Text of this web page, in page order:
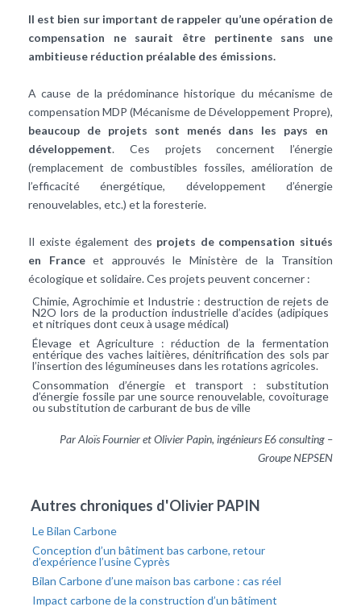
Il est bien sur important de rappeler qu’une opération de
compensation ne saurait être pertinente sans une
ambitieuse réduction préalable des émissions.
A cause de la prédominance historique du mécanisme de
compensation MDP (Mécanisme de Développement Propre),
beaucoup de projets sont menés dans les pays en
développement. Ces projets concernent l’énergie
(remplacement de combustibles fossiles, amélioration de
l’efficacité énergétique, développement d’énergie
renouvelables, etc.) et la foresterie.
Il existe également des projets de compensation situés
en Franceet approuvés le Ministère de la Transition
écologique et solidaire. Ces projets peuvent concerner :
Chimie, Agrochimie et Industrie : destruction de rejets de
N2O lors de la production industrielle d’acides (adipiques
et nitriques dont ceux à usage médical)
Élevage et Agriculture : réduction de la fermentation
entérique des vaches laitières, dénitrification des sols par
l’insertion des légumineuses dans les rotations agricoles.
Consommation d’énergie et transport : substitution
d’énergie fossile par une source renouvelable, covoiturage
ou substitution de carburant de bus de ville
Par Aloïs Fournier et Olivier Papin, ingénieurs E6 consulting –
Groupe NEPSEN
Autres chroniques d'Olivier PAPIN
Le Bilan Carbone
Conception d’un bâtiment bas carbone, retour
d’expérience l’usine Cyprès
Bilan Carbone d’une maison bas carbone : cas réel
Impact carbone de la construction d’un bâtiment